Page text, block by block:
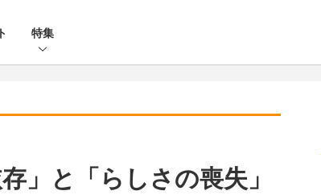
特集
」と「らしさの喪失」